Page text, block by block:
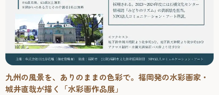
九州の風景を、ありのままの色彩で。福岡発の水彩画家・
城井直哉が描く「水彩画作品展」